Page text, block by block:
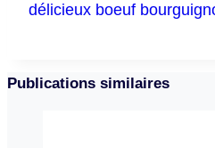
délicieux boeuf
Publications similaires